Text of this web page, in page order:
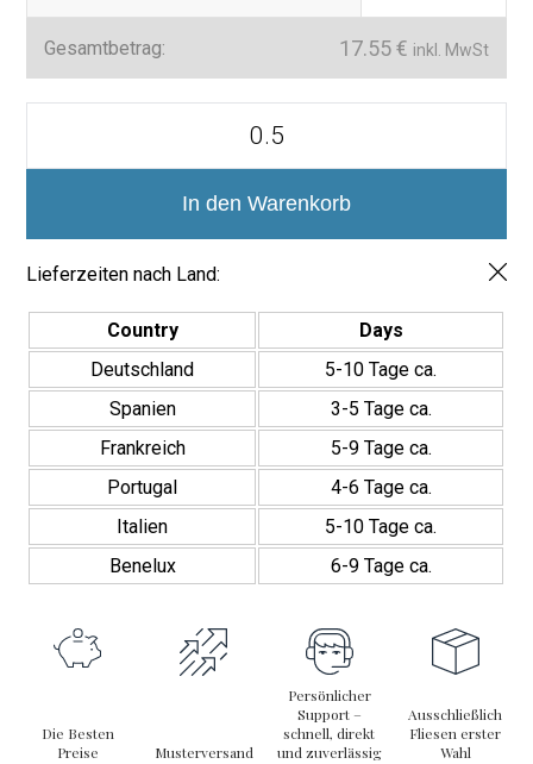
Verwendung: Wandverkleidung innen
Oberfläche:Matt
Leicht zu reinigen, für Feuchträume geeignet
Gesamtbetrag: 17.55 € inkl. MwSt
In den Warenkorb
Lieferzeiten nach Land:
Country
Days
Deutschland
5-10 Tage ca.
Spanien
3-5 Tage ca.
Frankreich
5-9 Tage ca.
Portugal
4-6 Tage ca.
Italien
5-10 Tage ca.
Benelux
6-9 Tage ca.
Die Besten
Preise
Musterversand
Persönlicher
Support –
schnell, direkt
und zuverlässig
Ausschließlich
Fliesen erster
Wahl